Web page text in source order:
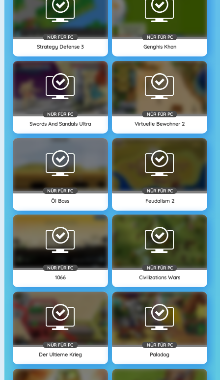
NÜR FÜR PC
Strategy Defense 3
NÜR FÜR PC
Genghis Khan
NÜR FÜR PC
Swords And Sandals Ultra
NÜR FÜR PC
Virtuelle Bewohner 2
NÜR FÜR PC
Öl Boss
NÜR FÜR PC
Feudalism 2
NÜR FÜR PC
1066
NÜR FÜR PC
Civilizations Wars
NÜR FÜR PC
Der Ultieme Krieg
NÜR FÜR PC
Paladog